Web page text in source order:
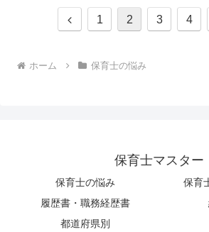
前
1 2 3 4
ホーム 保育士の悩み
保育士マスター
保育士の悩み
保育
履歴書・職務経歴書
都道府県別